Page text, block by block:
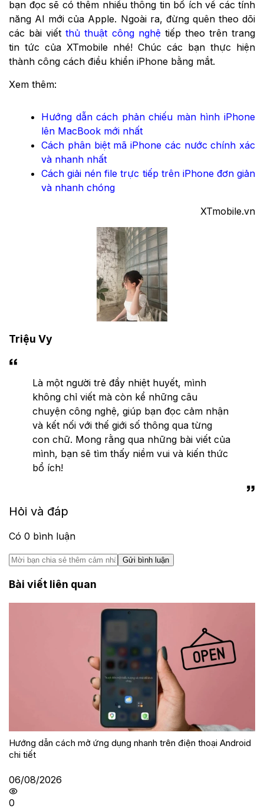
bạn đọc sẽ có thêm nhiều thông tin bổ ích về các tính
năng AI mới của Apple. Ngoài ra, đừng quên theo dõi
các bài viếtthủ thuật công nghệ tiếp theo trên trang
tin tức của XTmobile nhé! Chúc các bạn thực hiện
thành công cách điều khiển iPhone bằng mắt.
Xem thêm:
Hướng dẫn cách phản chiếu màn hình iPhone
lên MacBook mới nhất
Cách phân biệt mã iPhone các nước chính xác
và nhanh nhất
Cách giải nén file trực tiếp trên iPhone đơn giản
và nhanh chóng
XTmobile.vn
Triệu Vy
Là một người trẻ đầy nhiệt huyết, mình
không chỉ viết mà còn kể những câu
chuyện công nghệ, giúp bạn đọc cảm nhận
và kết nối với thế giới số thông qua từng
con chữ. Mong rằng qua những bài viết của
mình, bạn sẽ tìm thấy niềm vui và kiến thức
bổ ích!
Hỏi và đáp
Có 0 bình luận
Gửi bình luận
Bài viết liên quan
Hướng dẫn cách mở ứng dụng nhanh trên điện thoại Android
chi tiết
06/08/2026
0